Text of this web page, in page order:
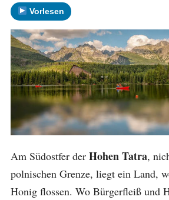
Vorlesen
Am Südostfer der Hohen Tatra,
polnischen Grenze, liegt ein Land,
Honig flossen. Wo Bürgerfleiß und